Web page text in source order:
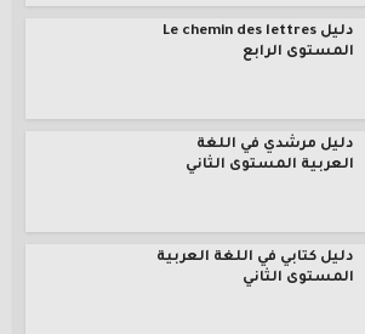
دليل Le chemin des lettres
المستوى الرابع
دليل مرشدي في اللغة
العربية المستوى الثاني
دليل كتابي في اللغة العربية
المستوى الثاني